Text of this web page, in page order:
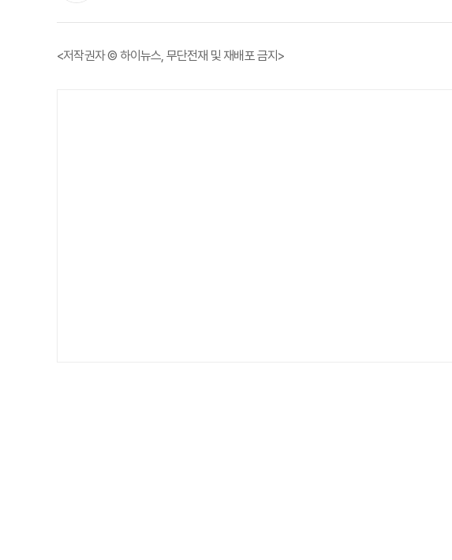
<저작권자 © 하이뉴스, 무단전재 및 재배포 금지>